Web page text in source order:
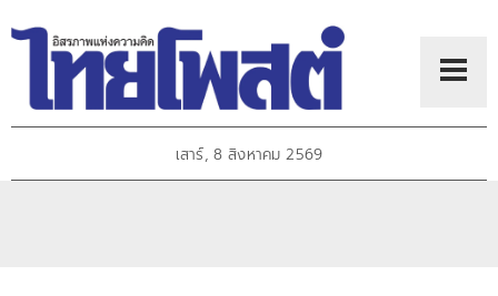
เสาร์, 8 สิงหาคม 2569